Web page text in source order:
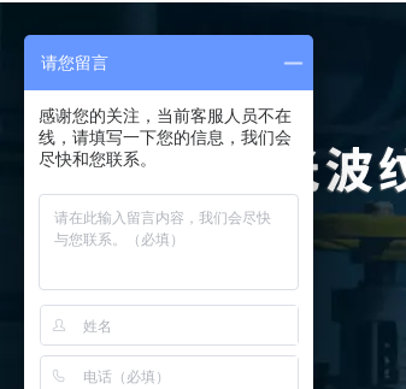
请您留言
感谢您的关注，当前客服人员不在
线，请填写一下您的信息，我们会
尽快和您联系。